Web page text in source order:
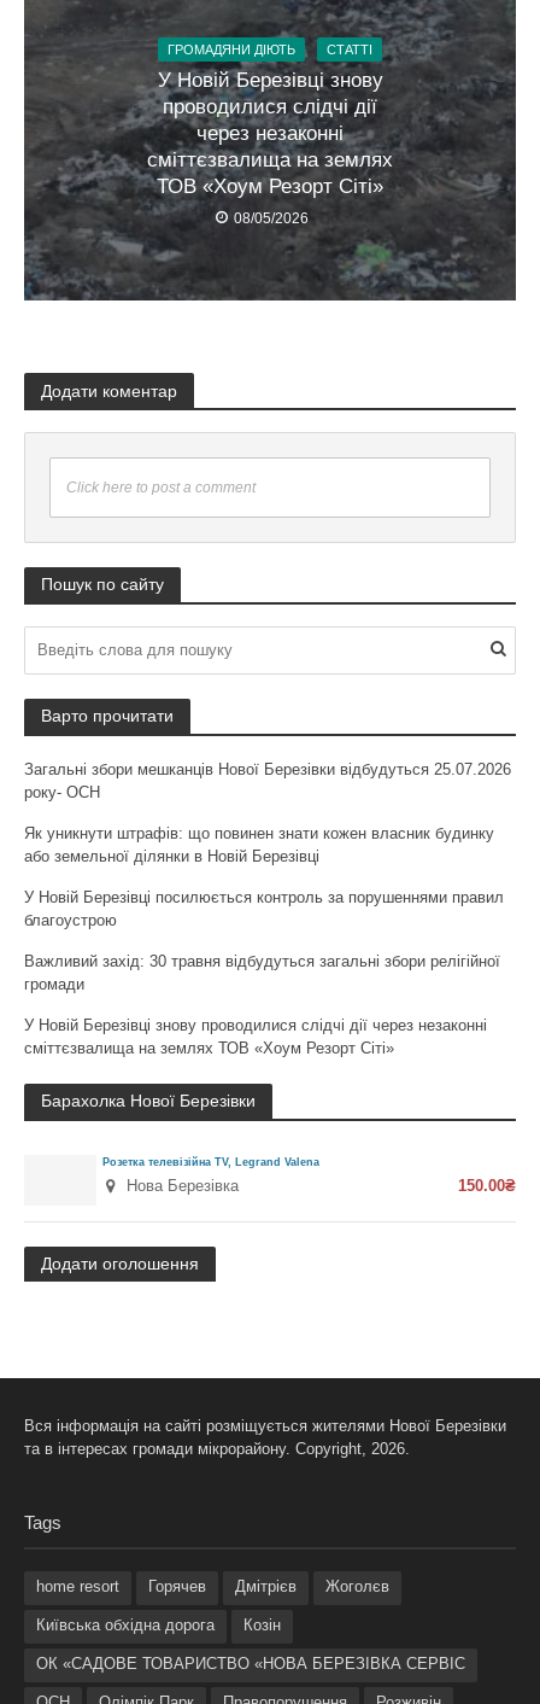
ГРОМАДЯНИ ДІЮТЬ СТАТТІ
У Новій Березівці знову
проводилися слідчі дії
через незаконні
сміттєзвалища на землях
ТОВ «Хоум Резорт Сіті»
08/05/2026
Додати коментар
Click here to post a comment
Пошук по сайту
Варто прочитати
Загальні збори мешканців Нової Березівки відбудуться 25.07.2026
року- ОСН
Як уникнути штрафів: що повинен знати кожен власник будинку
або земельної ділянки в Новій Березівці
У Новій Березівці посилюється контроль за порушеннями правил
благоустрою
Важливий захід: 30 травня відбудуться загальні збори релігійної
громади
У Новій Березівці знову проводилися слідчі дії через незаконні
сміттєзвалища на землях ТОВ «Хоум Резорт Сіті»
Барахолка Нової Березівки
Розетка телевізійна TV, Legrand Valena
Нова Березівка 150.00₴
Додати оголошення
Вся інформація на сайті розміщується жителями Нової Березівки
та в інтересах громади мікрорайону. Copyright, 2026.
Tags
home resort Горячев Дмітрієв Жоголєв
Київська обхідна дорога Козін
ОК «САДОВЕ ТОВАРИСТВО «НОВА БЕРЕЗІВКА СЕРВІС